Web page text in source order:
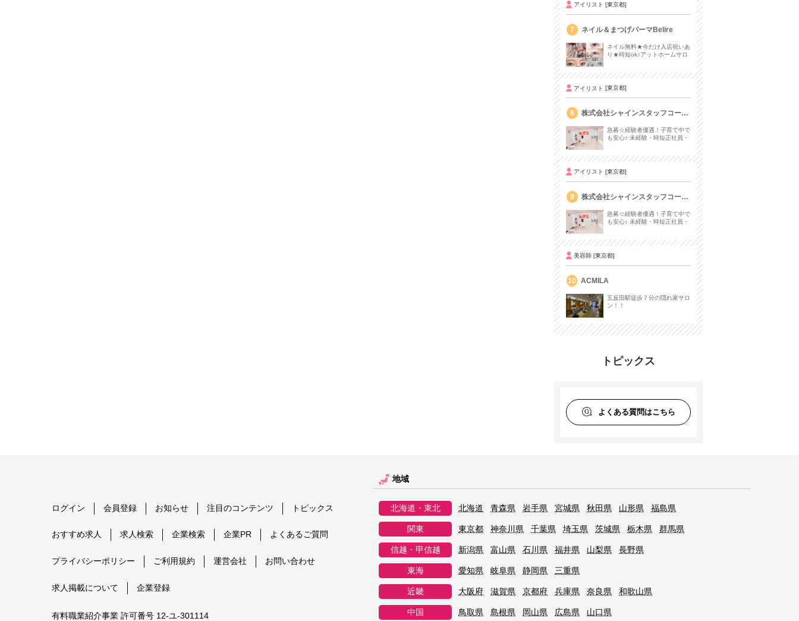
アイリスト [東京都]
7 ネイル＆まつげパーマBelire
ネイル無料★今だけ入店祝いあ
り★時短ok♪アットホームサロ
アイリスト [東京都]
8
株式会社シャインスタッフコーポ
レーション
急募☆経験者優遇！子育て中で
も安心♪ 未経験・時短正社員・
アイリスト [東京都]
9
株式会社シャインスタッフコーポ
レーション
急募☆経験者優遇！子育て中で
も安心♪ 未経験・時短正社員・
美容師 [東京都]
10 ACMILA
五反田駅徒歩７分の隠れ家サロ
ン！！
トピックス
よくある質問はこちら
ログイン 会員登録 お知らせ 注目のコンテンツ トピックス
おすすめ求人 求人検索 企業検索 企業PR よくあるご質問
プライバシーポリシー ご利用規約 運営会社 お問い合わせ
求人掲載について 企業登録
有料職業紹介事業 許可番号 12-ユ-301114
地域
北海道・東北 北海道 青森県 岩手県 宮城県 秋田県 山形県 福島県
関東 東京都 神奈川県 千葉県 埼玉県 茨城県 栃木県 群馬県
信越・甲信越 新潟県 富山県 石川県 福井県 山梨県 長野県
東海 愛知県 岐阜県 静岡県 三重県
近畿 大阪府 滋賀県 京都府 兵庫県 奈良県 和歌山県
中国 鳥取県 島根県 岡山県 広島県 山口県